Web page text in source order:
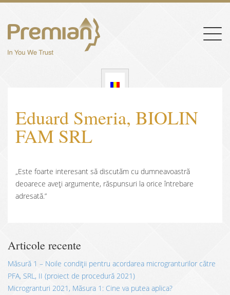
Eduard Smeria, BIOLIN
FAM SRL
„Este foarte interesant să discutăm cu dumneavoastră
deoarece aveți argumente, răspunsuri la orice întrebare
adresată.”
Articole recente
Măsură 1 – Noile condiții pentru acordarea microgranturilor către
PFA, SRL, II (proiect de procedură 2021)
Microgranturi 2021, Măsura 1: Cine va putea aplica?